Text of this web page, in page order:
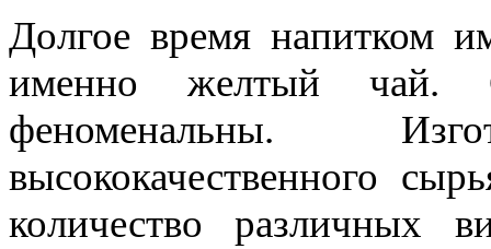
Долгое время напитком
именно желтый чай.
феноменальны.
высококачественного
количество различных